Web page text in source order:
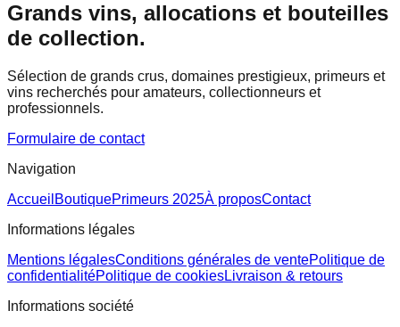
Grands vins, allocations et bouteilles
de collection.
Sélection de grands crus, domaines prestigieux, primeurs et
vins recherchés pour amateurs, collectionneurs et
professionnels.
Formulaire de contact
Navigation
Accueil BoutiquePrimeurs 2025À proposContact
Informations légales
Mentions légalesConditions générales de ventePolitique de
confidentialitéPolitique de cookiesLivraison & retours
Informations société